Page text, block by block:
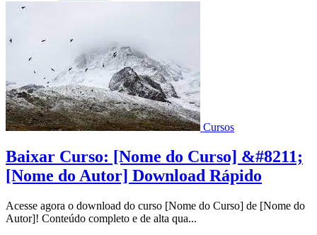
Cursos
Baixar Curso: [Nome do Curso] &#8211;
[Nome do Autor] Download Rápido
Acesse agora o download do curso [Nome do Curso] de [Nome do
Autor]! Conteúdo completo e de alta qua...